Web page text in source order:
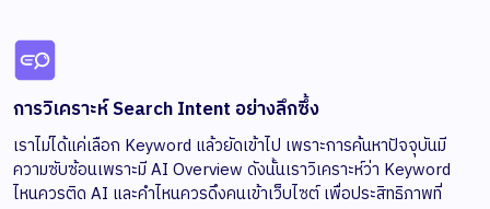
การวิเคราะห์ Search Intent อย่างลึกซึ้ง
เราไม่ได้แค่เลือก Keyword แล้วยัดเข้าไป เพราะการค้นหาปัจจุบันมี
ความซับซ้อนเพราะมี AI Overview ดังนั้นเราวิเคราะห์ว่า Keyword
ไหนควรติด AI และคำไหนควรดึงคนเข้าเว็บไซต์ เพื่อประสิทธิภาพที่